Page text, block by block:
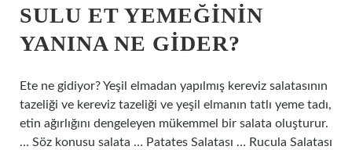
SULU ET YEMEĞININ
YANINA NE GIDER?
Ete ne gidiyor? Yeşil elmadan yapılmış kereviz salatasının
tazeliği ve kereviz tazeliği ve yeşil elmanın tatlı yeme tadı,
etin ağırlığını dengeleyen mükemmel bir salata oluşturur.
… Söz konusu salata … Patates Salatası … Rucula Salatası